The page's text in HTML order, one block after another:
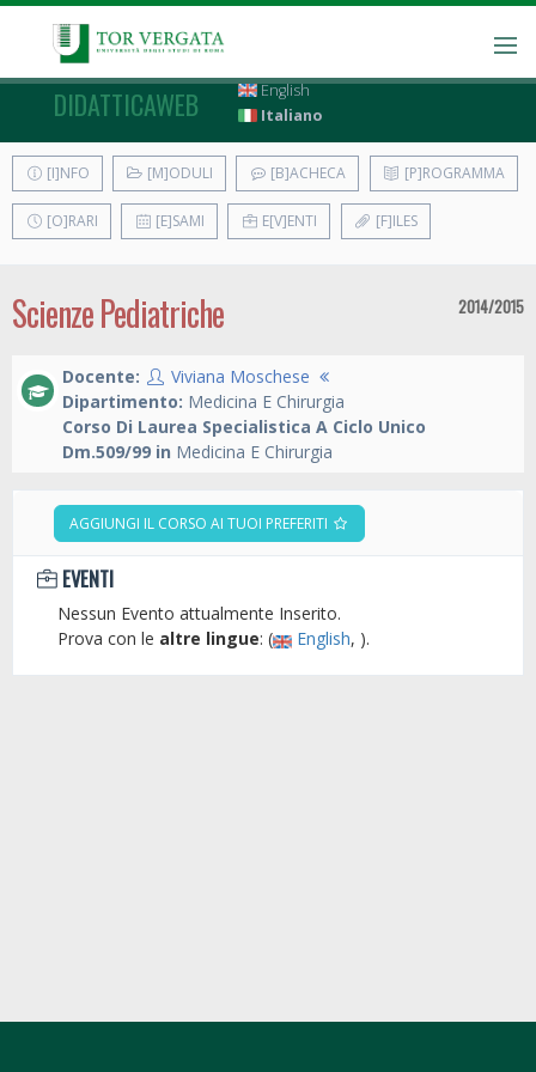
DIDATTICAWEB
English
Italiano
[I]NFO [M]ODULI [B]ACHECA [P]ROGRAMMA
[O]RARI [E]SAMI E[V]ENTI [F]ILES
Scienze Pediatriche 2014/2015
Docente:
Viviana Moschese
Dipartimento: Medicina E Chirurgia
Corso Di Laurea Specialistica A Ciclo Unico
Dm.509/99 in Medicina E Chirurgia
AGGIUNGI IL CORSO AI TUOI PREFERITI
EVENTI
Nessun Evento attualmente Inserito.
Prova con le altre lingue: ( English, ).